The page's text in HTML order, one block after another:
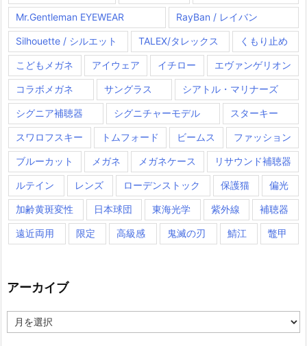
Mr.Gentleman EYEWEAR RayBan / レイバン
Silhouette / シルエット TALEX/タレックス くもり止め
こどもメガネ アイウェア イチロー エヴァンゲリオン
コラボメガネ サングラス シアトル・マリナーズ
シグニア補聴器 シグニチャーモデル スターキー
スワロフスキー トムフォード ビームス ファッション
ブルーカット メガネ メガネケース リサウンド補聴器
ルテイン レンズ ローデンストック 保護猫 偏光
加齢黄斑変性 日本球団 東海光学 紫外線 補聴器
遠近両用 限定 高級感 鬼滅の刃 鯖江 鼈甲
アーカイブ
ー